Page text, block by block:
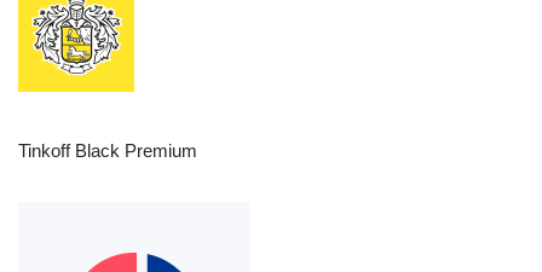
Tinkoff Black Premium